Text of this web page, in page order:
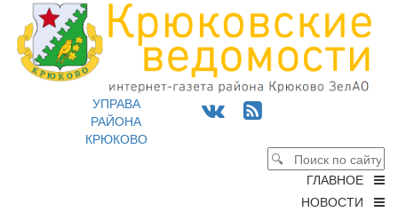
УПРАВА
РАЙОНА
КРЮКОВО
ГЛАВНОЕ
НОВОСТИ